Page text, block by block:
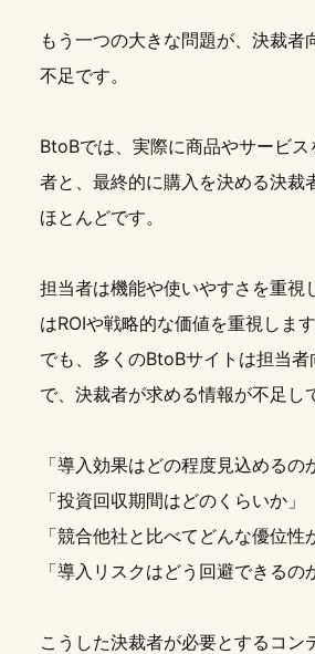
もう一つの大きな問題が、決裁者
不足です。
BtoBでは、実際に商品やサービス
者と、最終的に購入を決める決裁
ほとんどです。
担当者は機能や使いやすさを重視
はROIや戦略的な価値を重視します
でも、多くのBtoBサイトは担当者
で、決裁者が求める情報が不足し
「導入効果はどの程度見込めるの
「投資回収期間はどのくらいか」
「競合他社と比べてどんな優位性
「導入リスクはどう回避できるの
こうした決裁者が必要とするコン